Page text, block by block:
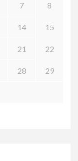
7 8
14 15
21 22
28 29